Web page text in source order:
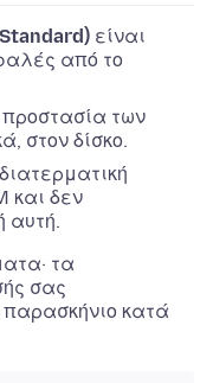
είναι
από το
των
στον δίσκο.
και δεν
αυτή.
τα
σας
κατά